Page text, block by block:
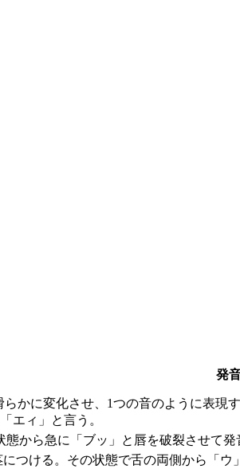
発
らかに変化させ、1つの音のように表
エィ」と言う。
態から急に「ブッ」と唇を破裂させて
つける。その状態で舌の両側から「ウ